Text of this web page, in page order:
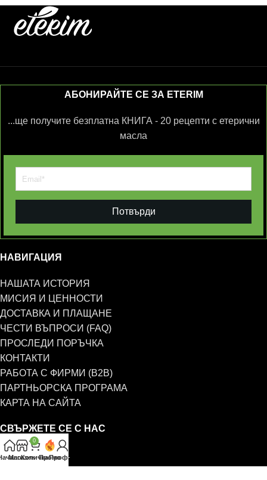
АБОНИРАЙТЕ СЕ ЗА ETERIM
...ще получите безплатна КНИГА - 20 рецепти с етерични
масла
Потвърди
НАВИГАЦИЯ
НАШАТА ИСТОРИЯ
МИСИЯ И ЦЕННОСТИ
ДОСТАВКА И ПЛАЩАНЕ
ЧЕСТИ ВЪПРОСИ (FAQ)
ПРОСЛЕДИ ПОРЪЧКА
КОНТАКТИ
РАБОТА С ФИРМИ (B2B)
ПАРТНЬОРСКА ПРОГРАМА
КАРТА НА САЙТА
СВЪРЖЕТЕ СЕ С НАС
0885 323 661
Магазин
0
КоличкаПромоПрофил